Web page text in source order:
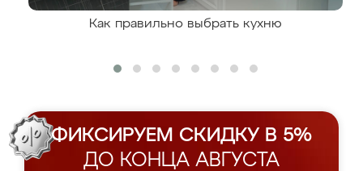
Как правильно выбрать кухню
ФИКСИРУЕМ СКИДКУ В 5%
ДО КОНЦА АВГУСТА